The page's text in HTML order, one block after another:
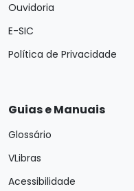
Ouvidoria
E-SIC
Política de Privacidade
Guias e Manuais
Glossário
VLibras
Acessibilidade